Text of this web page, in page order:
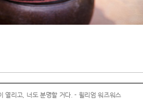
열리고, 너도 분명할 거다. - 윌리엄 워즈워스